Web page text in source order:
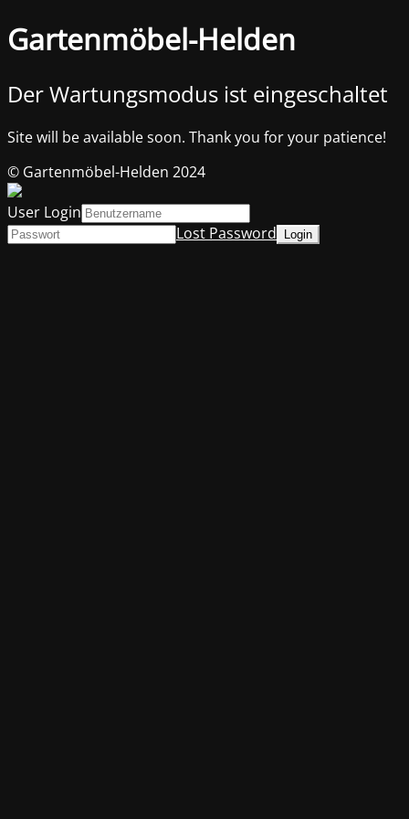
Gartenmöbel-Helden
Der Wartungsmodus ist eingeschaltet
Site will be available soon. Thank you for your patience!
© Gartenmöbel-Helden 2024
User Login
Lost Password